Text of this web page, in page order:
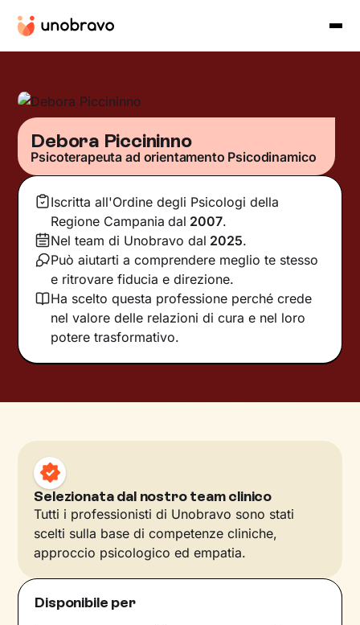
Debora Piccininno
Psicoterapeuta ad orientamento Psicodinamico
Iscritta all'Ordine degli Psicologi della
Regione Campania dal 2007.
Nel team di Unobravo dal 2025.
Può aiutarti a comprendere meglio te stesso
e ritrovare fiducia e direzione.
Ha scelto questa professione perché crede
nel valore delle relazioni di cura e nel loro
potere trasformativo.
Selezionata dal nostro team clinico
Tutti i professionisti di Unobravo sono stati
scelti sulla base di competenze cliniche,
approccio psicologico ed empatia.
Disponibile per